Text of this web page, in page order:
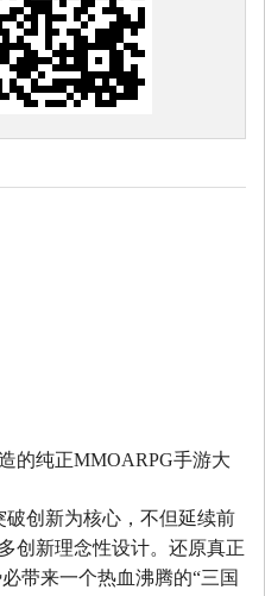
的纯正MMOARPG手游大
破创新为核心，不但延续前
创新理念性设计。还原真正
带来一个热血沸腾的“三国